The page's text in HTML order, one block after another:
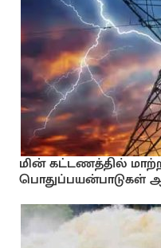
மின் கட்டணத்தில்
பொதுப்பயன்பாடுகள்